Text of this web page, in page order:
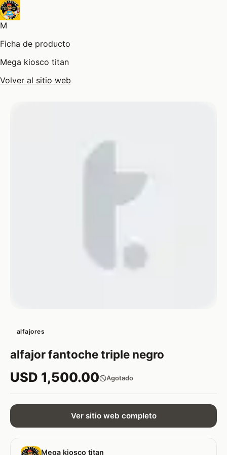
M
Ficha de producto
Mega kiosco titan
Volver al sitio web
alfajores
alfajor fantoche triple negro
USD 1,500.00 Agotado
Ver sitio web completo
Mega kiosco titan